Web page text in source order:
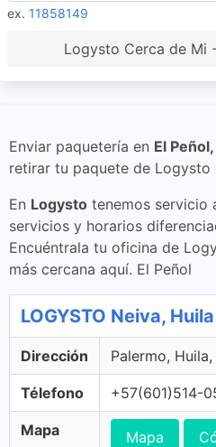
ex. 11858149
Logysto Cerca de Mi
Enviar paquetería en El
retirar tu paquete de Logysto
En Logysto tenemos servicio
servicios y horarios
Encuéntrala tu oficina de
más cercana aquí. El Peñol
LOGYSTO Neiva, Huila
Dirección Palermo,
Télefono +57(601)514-
Mapa Mapa